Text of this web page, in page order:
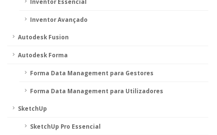
Inventor Avançado
Autodesk Fusion
Autodesk Forma
Forma Data Management para Gestores
Forma Data Management para Utilizadores
SketchUp
SketchUp Pro Essencial